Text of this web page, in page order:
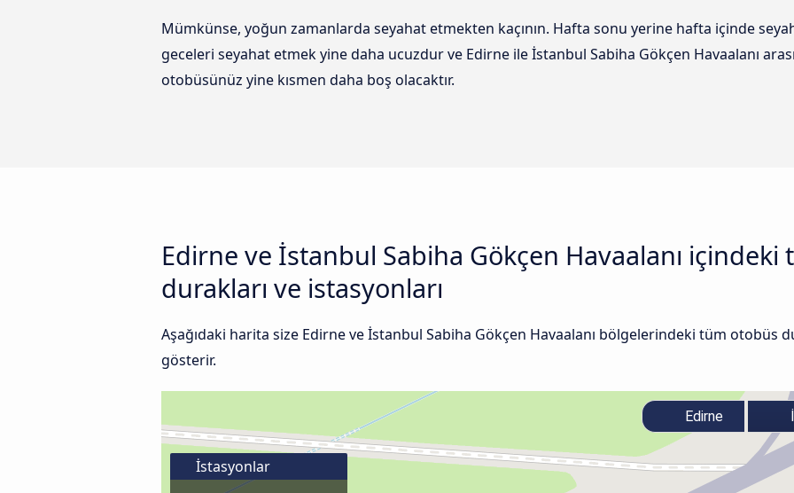
Mümkünse, yoğun zamanlarda seyahat etmekten kaçının. Hafta sonu yerine hafta içinde
geceleri seyahat etmek yine daha ucuzdur ve Edirne ile İstanbul Sabiha Gökçen Havaalanı
otobüsünüz yine kısmen daha boş olacaktır.
Edirne ve İstanbul Sabiha Gökçen Havaalanı
durakları ve istasyonları
Aşağıdaki harita size Edirne ve İstanbul Sabiha Gökçen Havaalanı bölgelerindeki tüm otobüs
gösterir.
İstasyonlar
Edirne